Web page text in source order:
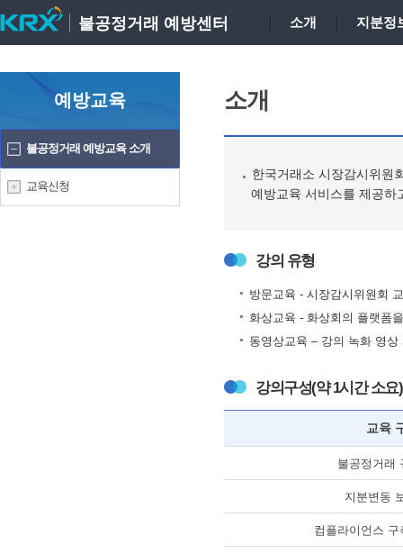
불공정거래 예방센터 소개 지분정
예방교육
불공정거래 예방교육 소개
교육신청
소개
한국거래소 시장감시위원
예방교육 서비스를 제공하
강의 유형
방문교육 - 시장감시위원회
화상교육 - 화상회의 플랫폼
동영상교육 – 강의 녹화 영상
강의구성(약 1시간 소요)
교육
불공정거래
지분변동
컴플라이언스